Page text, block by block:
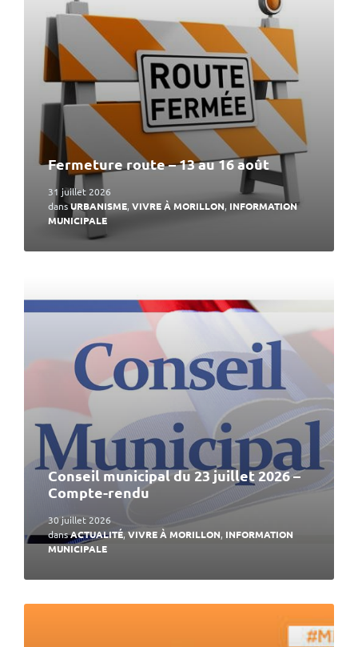
Fermeture route – 13 au 16 août
31 juillet 2026
dansURBANISME, VIVRE À MORILLON, INFORMATION
MUNICIPALE
Conseil municipal du 23 juillet 2026 –
Compte-rendu
30 juillet 2026
dansACTUALITÉ,VIVRE À MORILLON, INFORMATION
MUNICIPALE
En